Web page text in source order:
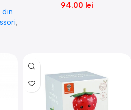
din
,
94.00 lei